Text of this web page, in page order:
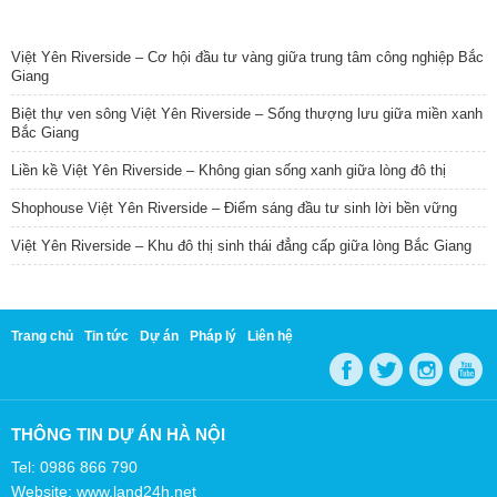
Việt Yên Riverside – Cơ hội đầu tư vàng giữa trung tâm công nghiệp Bắc
Giang
Biệt thự ven sông Việt Yên Riverside – Sống thượng lưu giữa miền xanh
Bắc Giang
Liền kề Việt Yên Riverside – Không gian sống xanh giữa lòng đô thị
Shophouse Việt Yên Riverside – Điểm sáng đầu tư sinh lời bền vững
Việt Yên Riverside – Khu đô thị sinh thái đẳng cấp giữa lòng Bắc Giang
Trang chủ Tin tức Dự án Pháp lý Liên hệ
THÔNG TIN DỰ ÁN HÀ NỘI
Tel: 0986 866 790
Website: www.land24h.net